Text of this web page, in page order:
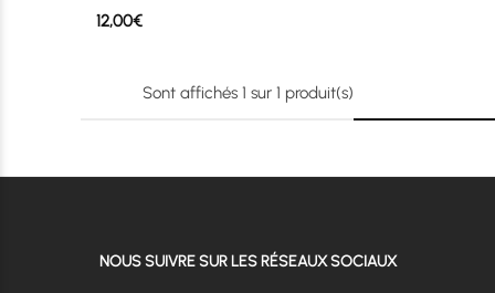
12,00€
Sont affichés 1 sur 1 produit(s)
NOUS SUIVRE SUR LES RÉSEAUX SOCIAUX